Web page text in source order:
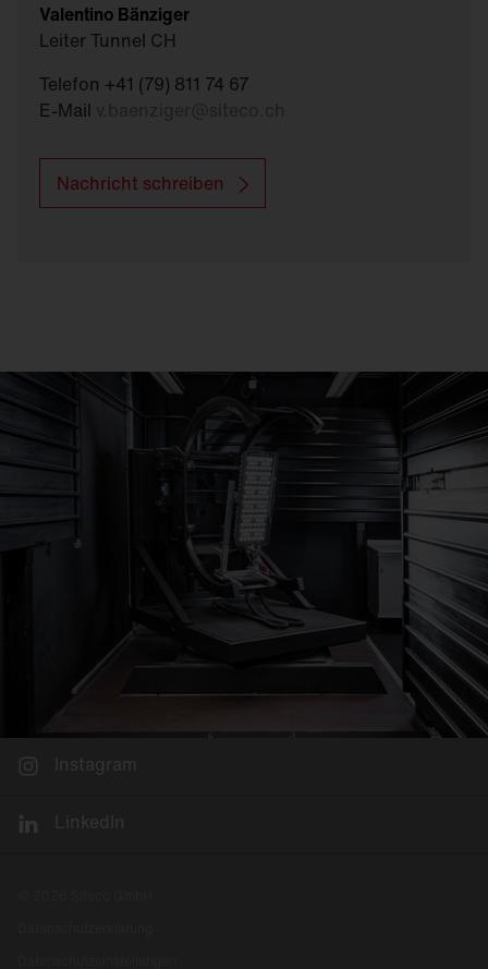
Valentino Bänziger
Leiter Tunnel CH
Telefon +41 (79) 811 74 67
E-Mail
Nachricht schreiben
Instagram
LinkedIn